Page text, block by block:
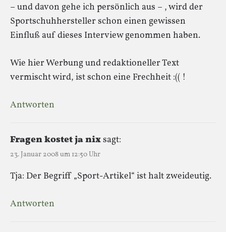
– und davon gehe ich persönlich aus – , wird der
Sportschuhhersteller schon einen gewissen
Einfluß auf dieses Interview genommen haben.
Wie hier Werbung und redaktioneller Text
vermischt wird, ist schon eine Frechheit :(( !
Antworten
Fragen kostet ja nixsagt:
23. Januar 2008 um 12:50 Uhr
Tja: Der Begriff „Sport-Artikel“ ist halt zweideutig.
Antworten